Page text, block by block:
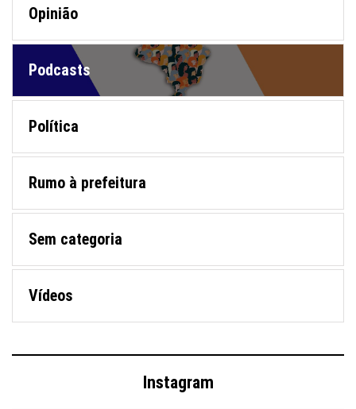
Opinião
Podcasts
Política
Rumo à prefeitura
Sem categoria
Vídeos
Instagram